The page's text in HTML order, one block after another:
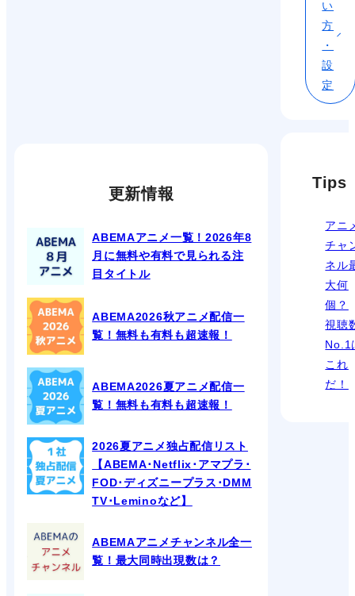
い
方
・
設
定
更新情報
ABEMAアニメ一覧！2026年8
月に無料や有料で見られる注
目タイトル
ABEMA2026秋アニメ配信一
覧！無料も有料も超速報！
ABEMA2026夏アニメ配信一
覧！無料も有料も超速報！
2026夏アニメ独占配信リスト
【ABEMA･Netflix･アマプラ･
FOD･ディズニープラス･DMM
TV･Leminoなど】
ABEMAアニメチャンネル全一
覧！最大同時出現数は？
Tips
アニ
チャ
ネル
大何
個？
視聴
No.1
これ
だ！